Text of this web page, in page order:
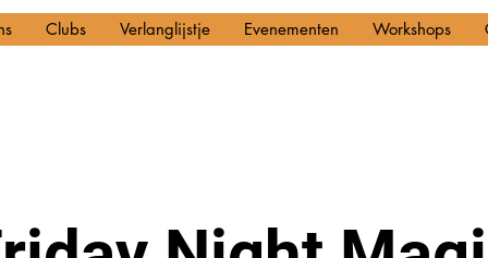
Clubs Verlanglijstje Evenementen Workshops